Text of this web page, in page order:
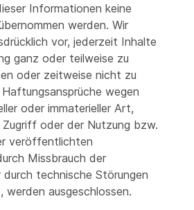
Informationen keine
werden. Wir
vor, jederzeit Inhalte
ganz oder teilweise zu
oder zeitweise nicht zu
wegen
oder immaterieller Art,
oder der Nutzung bzw.
veröffentlichten
Missbrauch der
durch technische Störungen
werden ausgeschlossen.